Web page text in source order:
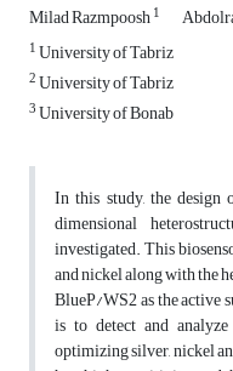
Milad Razmpoosh1
1University of Tabriz
2University of Tabriz
3University of Bonab
In this study, the
dimensional
investigated. This
and nickel along with the
BlueP/WS2 as the active
is to detect and
optimizing silver, nickel